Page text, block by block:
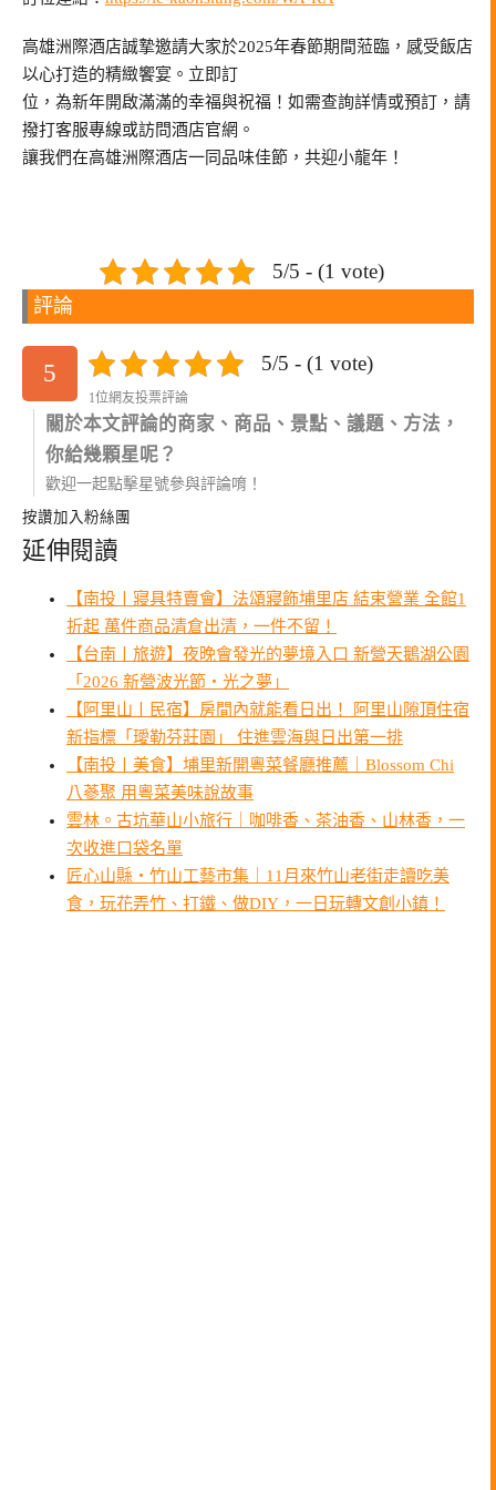
高雄洲際酒店誠摯邀請大家於2025年春節期間蒞臨，感受飯店
以心打造的精緻饗宴。立即訂
位，為新年開啟滿滿的幸福與祝福！如需查詢詳情或預訂，請
撥打客服專線或訪問酒店官網。
讓我們在高雄洲際酒店一同品味佳節，共迎小龍年！
5/5 - (1 vote)
評論
5 5/5 - (1 vote)
1位網友投票評論
關於本文評論的商家、商品、景點、議題、方法，
你給幾顆星呢？
歡迎一起點擊星號參與評論唷！
按讚加入粉絲團
延伸閱讀
【南投〡寢具特賣會】法頌寢飾埔里店 結束營業 全館1
折起 萬件商品清倉出清，一件不留！
【台南〡旅遊】夜晚會發光的夢境入口 新營天鵝湖公園
「2026 新營波光節・光之夢」
【阿里山〡民宿】房間內就能看日出！ 阿里山隙頂住宿
新指標「璦勒芬莊園」 住進雲海與日出第一排
【南投〡美食】埔里新開粵菜餐廳推薦｜Blossom Chi
八蔘聚 用粵菜美味說故事
雲林。古坑華山小旅行｜咖啡香、茶油香、山林香，一
次收進口袋名單
匠心山縣・竹山工藝市集｜11月來竹山老街走讀吃美
食，玩花弄竹、打鐵、做DIY，一日玩轉文創小鎮！